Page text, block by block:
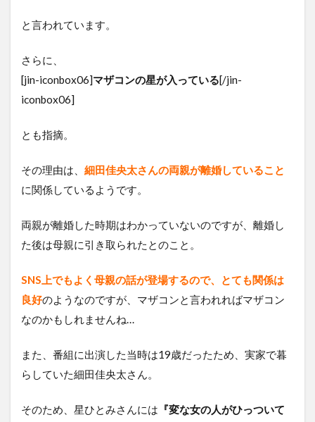
と言われています。
さらに、
[jin-iconbox06]マザコンの星が入っている[/jin-
iconbox06]
とも指摘。
その理由は、 細田佳央太さんの両親が離婚していること
に関係しているようです。
両親が離婚した時期はわかっていないのですが、離婚し
た後は母親に引き取られたとのこと。
SNS上でもよく母親の話が登場するので、とても関係は
良好のようなのですが、マザコンと言われればマザコン
なのかもしれませんね…
また、番組に出演した当時は19歳だったため、実家で暮
らしていた細田佳央太さん。
そのため、星ひとみさんには 『変な女の人がひっついて